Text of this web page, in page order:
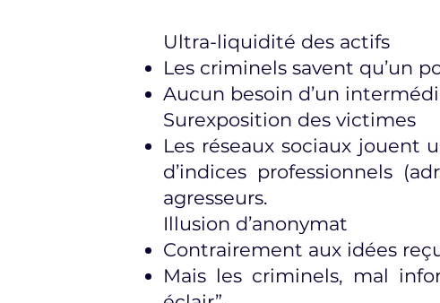
Ultra-liquidité des actifs
Les criminels savent qu’un
Aucun besoin d’un
Surexposition des victimes
Les réseaux sociaux jouent
d’indices professionnels
agresseurs.
Illusion d’anonymat
Contrairement aux idées
Mais les criminels, mal